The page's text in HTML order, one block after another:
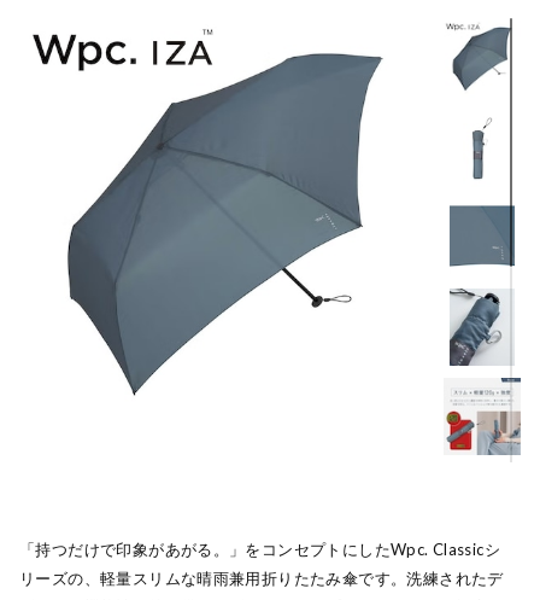
「持つだけで印象があがる。」をコンセプトにしたWpc. Classicシ
リーズの、軽量スリムな晴雨兼用折りたたみ傘です。洗練されたデ